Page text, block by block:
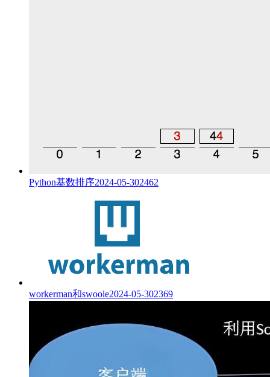
Python基数排序2024-05-302462
workerman和swoole2024-05-302369